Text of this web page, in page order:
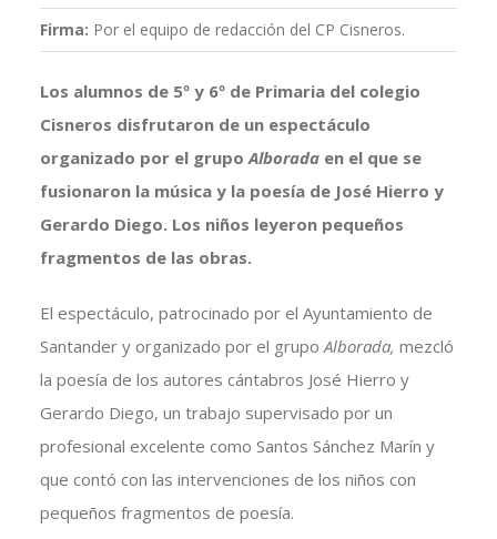
Firma: Por el equipo de redacción del CP Cisneros.
Los alumnos de 5º y 6º de Primaria del colegio
Cisneros disfrutaron de un espectáculo
organizado por el grupoAlboradaen el que se
fusionaron la música y la poesía de José Hierro y
Gerardo Diego. Los niños leyeron pequeños
fragmentos de las obras.
El espectáculo, patrocinado por el Ayuntamiento de
Santander y organizado por el grupoAlborada, mezcló
la poesía de los autores cántabros José Hierro y
Gerardo Diego, un trabajo supervisado por un
profesional excelente como Santos Sánchez Marín y
que contó con las intervenciones de los niños con
pequeños fragmentos de poesía.